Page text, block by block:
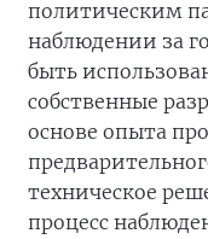
политическим
наблюдении за
быть
собственные
основе опыта
техническое
процесс